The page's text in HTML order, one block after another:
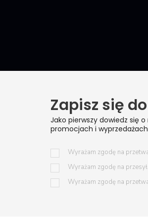
Zapisz się
Jako pierwszy dowiedz się
promocjach i wyprzedażach
Wyrażam zgodę na
Wyrażam zgodę na
Wyrażam zgodę na